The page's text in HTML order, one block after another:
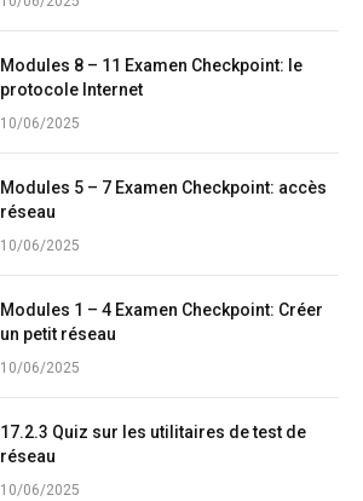
Modules 8 – 11 Examen Checkpoint: le
protocole Internet
10/06/2025
Modules 5 – 7 Examen Checkpoint: accès
réseau
10/06/2025
Modules 1 – 4 Examen Checkpoint: Créer
un petit réseau
10/06/2025
17.2.3 Quiz sur les utilitaires de test de
réseau
10/06/2025